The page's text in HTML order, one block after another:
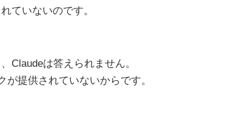
ていないのです。
Claudeは答えられません。
提供されていないからです。